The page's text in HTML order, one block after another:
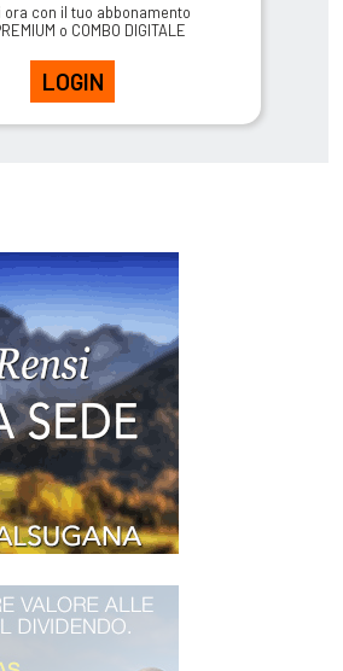
ora con il tuo abbonamento
o COMBO DIGITALE
LOGIN